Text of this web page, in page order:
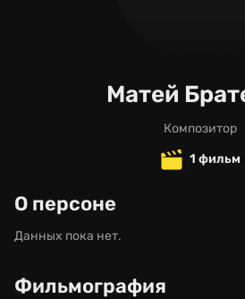
Матей
композитор
1 фильм
О персоне
Данных пока нет.
Фильмография